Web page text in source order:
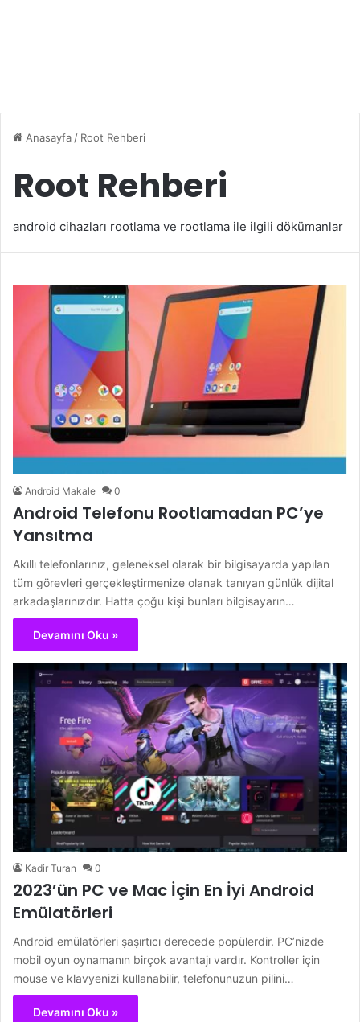
Anasayfa/ Root Rehberi
Root Rehberi
android cihazları rootlama ve rootlama ile ilgili dökümanlar
Android Makale 0
Android Telefonu Rootlamadan PC’ye
Yansıtma
Akıllı telefonlarınız, geleneksel olarak bir bilgisayarda yapılan
tüm görevleri gerçekleştirmenize olanak tanıyan günlük dijital
arkadaşlarınızdır. Hatta çoğu kişi bunları bilgisayarın…
Devamını Oku »
Kadir Turan 0
2023’ün PC ve Mac İçin En İyi Android
Emülatörleri
Android emülatörleri şaşırtıcı derecede popülerdir. PC’nizde
mobil oyun oynamanın birçok avantajı vardır. Kontroller için
mouse ve klavyenizi kullanabilir, telefonunuzun pilini…
Devamını Oku »